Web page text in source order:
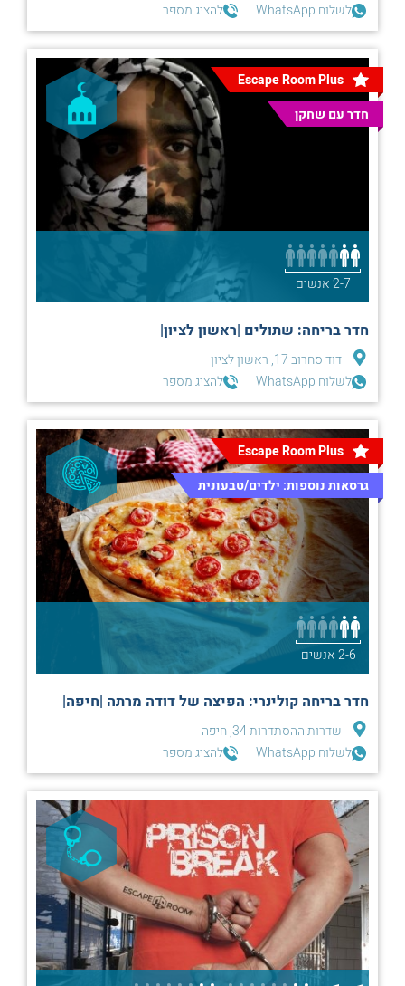
לשלוח WhatsApp להציג מספר
Escape Room Plus
חדר עם שחקן
2-7 אנשים
חדר בריחה: שתולים |ראשון לציון|
דוד סחרוב 17, ראשון לציון
לשלוח WhatsApp
להציג מספר
Escape Room Plus
גרסאות נוספות: ילדים/טבעונית
2-6 אנשים
חדר בריחה קולינרי: הפיצה של דודה מרתה |חיפה|
שדרות ההסתדרות 34, חיפה
לשלוח WhatsApp
להציג מספר